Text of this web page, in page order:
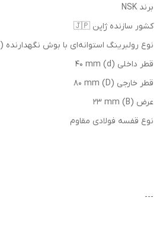
برند NSK
کشور سازنده ژاپن 🇯🇵
نوع رولبرینگ استوانه‌ای با بوش نگهدارنده (NUP Type)
قطر داخلی (d) 40 mm
قطر خارجی (D) 80 mm
عرض (B) 23 mm
نوع قفسه فولادی مقاوم
---